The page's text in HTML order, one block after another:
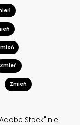
Zmień
Zmień
Stock" nie